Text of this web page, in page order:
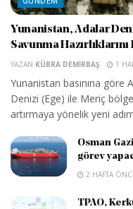
Yunanistan, Adalar
Savunma Hazırlıklarını
YAZAN KÜBRA DEMIRBAŞ 1
Yunanistan basınına göre
Denizi (Ege) ile Meriç
artırmaya yönelik yeni
Osman
görev
2 HAFTA
TPAO,